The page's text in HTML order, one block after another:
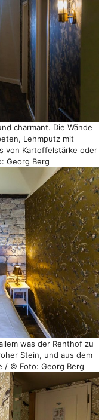
charmant. Die Wände
Lehmputz mit
von Kartoffelstärke oder
Georg Berg
was der Renthof zu
Stein, und aus dem
/ © Foto: Georg Berg